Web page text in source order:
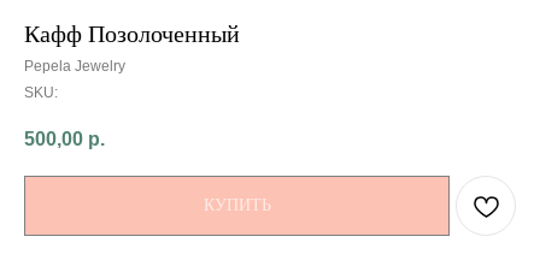
Кафф Позолоченный
Pepela Jewelry
SKU:
500,00 р.
КУПИТЬ